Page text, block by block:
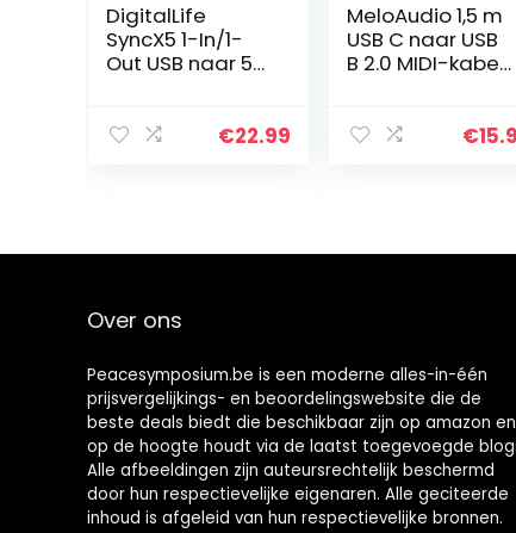
DigitalLife
SyncX5 1-In/1-
Out USB naar 5-
Adapter –
Windows/macO
en Live
€22.99
MeloAudio 1,5 m
USB C naar USB
B 2.0 MIDI-kabel,
Samsung
€
Over ons
Peacesymposium.be is een moderne alles-in-één
prijsvergelijkings- en beoordelingswebsite die de
beste deals biedt die beschikbaar zijn op amazon
op de hoogte houdt via de laatst toegevoegde
Alle afbeeldingen zijn auteursrechtelijk beschermd
door hun respectievelijke eigenaren. Alle geciteerde
inhoud is afgeleid van hun respectievelijke bronnen.